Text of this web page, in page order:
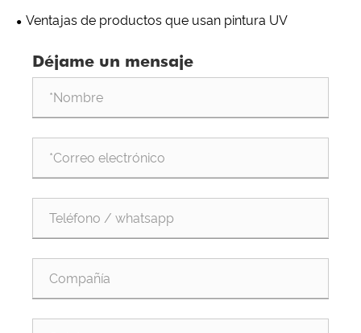
la puerta de madera?
Ventajas de productos que usan pintura UV
Déjame un mensaje